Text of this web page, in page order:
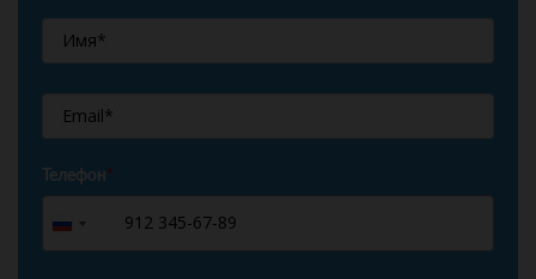
Телефон*
Russia
+7